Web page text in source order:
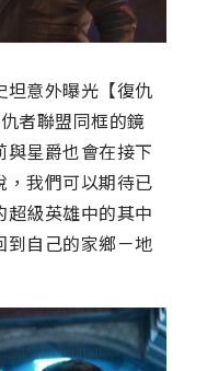
意外曝光【復仇
者聯盟同框的鏡
星爵也會在接下
，我們可以期待已
級英雄中的其中
到自己的家鄉－地